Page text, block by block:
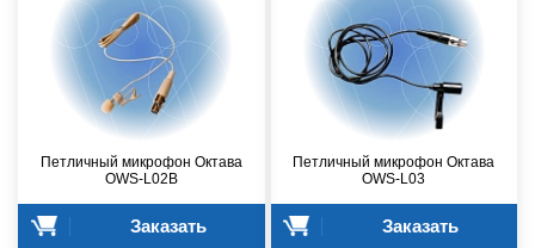
Петличный микрофон Октава
OWS-L02B
Заказать
Петличный микрофон Октава
OWS-L03
Заказать